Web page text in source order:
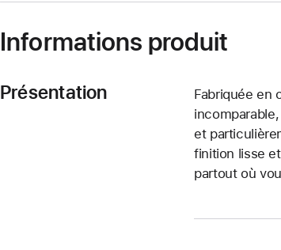
Informations produit
Présentation
Fabriquée en
et
finition lisse
partout où